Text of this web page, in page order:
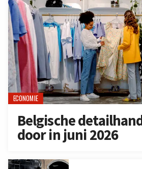
ECONOMIE
Belgische
door in juni 2026